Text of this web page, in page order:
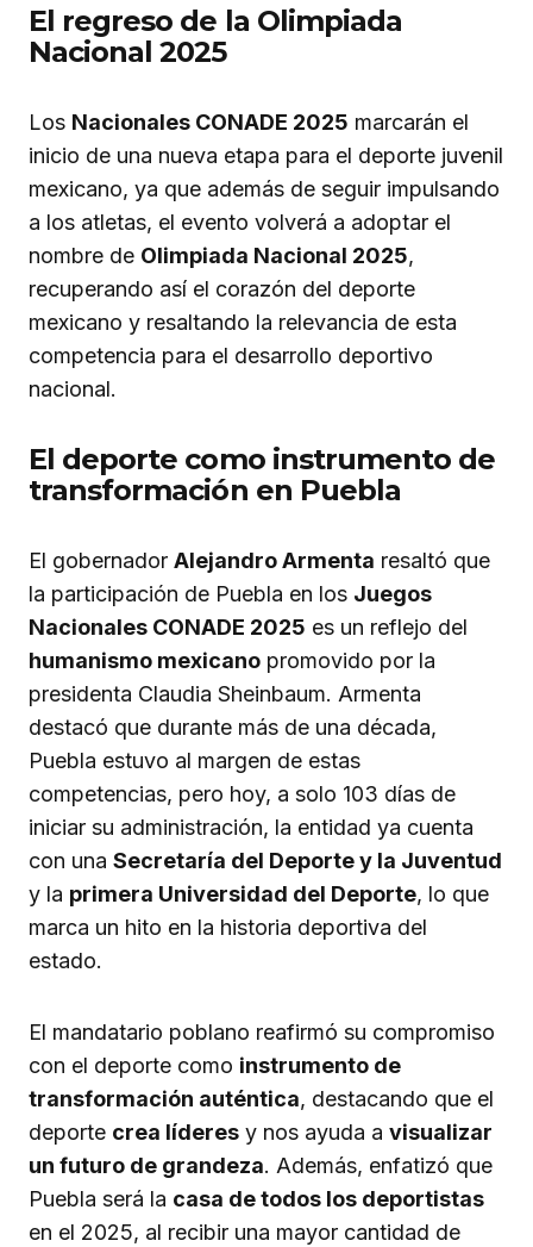
El regreso de la Olimpiada
Nacional 2025
Los Nacionales CONADE 2025 marcarán el
inicio de una nueva etapa para el deporte juvenil
mexicano, ya que además de seguir impulsando
a los atletas, el evento volverá a adoptar el
nombre de Olimpiada Nacional 2025,
recuperando así el corazón del deporte
mexicano y resaltando la relevancia de esta
competencia para el desarrollo deportivo
nacional.
El deporte como instrumento de
transformación en Puebla
El gobernador Alejandro Armenta resaltó que
la participación de Puebla en los Juegos
Nacionales CONADE 2025 es un reflejo del
humanismo mexicano promovido por la
presidenta Claudia Sheinbaum. Armenta
destacó que durante más de una década,
Puebla estuvo al margen de estas
competencias, pero hoy, a solo 103 días de
iniciar su administración, la entidad ya cuenta
con una Secretaría del Deporte y la Juventud
y la primera Universidad del Deporte, lo que
marca un hito en la historia deportiva del
estado.
El mandatario poblano reafirmó su compromiso
con el deporte como instrumento de
transformación auténtica, destacando que el
deporte crea líderes y nos ayuda a visualizar
un futuro de grandeza. Además, enfatizó que
Puebla será la casa de todos los deportistas
en el 2025, al recibir una mayor cantidad de